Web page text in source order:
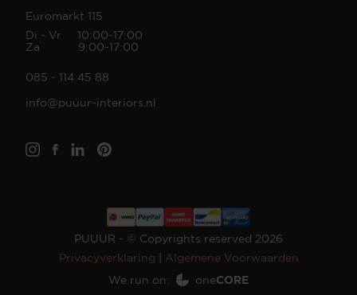
Euromarkt 115
Di - Vr 10:00-17:00
Za 9:00-17:00
085 - 114 45 88
info@puuur-interiors.nl
PUUUR - © Copyrights reserved 2026
Privacyverklaring
Algemene Voorwaarden
We run on:
oneCORE